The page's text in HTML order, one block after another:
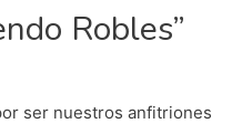
Robles”
ser nuestros anfitriones